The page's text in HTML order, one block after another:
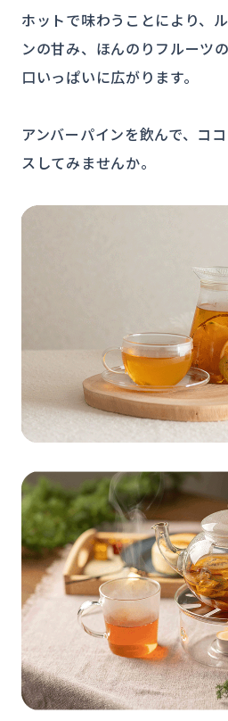
ホットで味わうことにより、
ンの甘み、ほんのりフルーツ
口いっぱいに広がります。
アンバーパインを飲んで、コ
スしてみませんか。